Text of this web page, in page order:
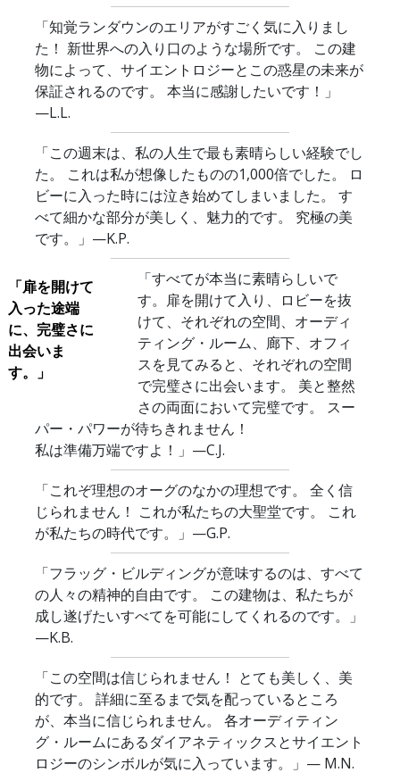
「知覚ランダウンのエリアがすごく気に入りまし
た！ 新世界への入り口のような場所です。 この建
物によって、サイエントロジーとこの惑星の未来が
保証されるのです。 本当に感謝したいです！」
—L.L.
「この週末は、私の人生で最も素晴らしい経験でし
た。 これは私が想像したものの1,000倍でした。 ロ
ビーに入った時には泣き始めてしまいました。 す
べて細かな部分が美しく、魅力的です。 究極の美
です。」 —K.P.
「扉を開けて
入った途端
に、完璧さに
出会いま
す。」
「すべてが本当に素晴らしいで
す。扉を開けて入り、ロビーを抜
けて、それぞれの空間、オーディ
ティング・ルーム、廊下、オフィ
スを見てみると、それぞれの空間
で完璧さに出会います。 美と整然
さの両面において完璧です。 スー
パー・パワーが待ちきれません！
私は準備万端ですよ！」 —C.J.
「これぞ理想のオーグのなかの理想です。 全く信
じられません！ これが私たちの大聖堂です。 これ
が私たちの時代です。」 —G.P.
「フラッグ・ビルディングが意味するのは、すべて
の人々の精神的自由です。 この建物は、私たちが
成し遂げたいすべてを可能にしてくれるのです。」
—K.B.
「この空間は信じられません！ とても美しく、美
的です。 詳細に至るまで気を配っているところ
が、本当に信じられません。 各オーディティン
グ・ルームにあるダイアネティックスとサイエント
ロジーのシンボルが気に入っています。」 — M.N.